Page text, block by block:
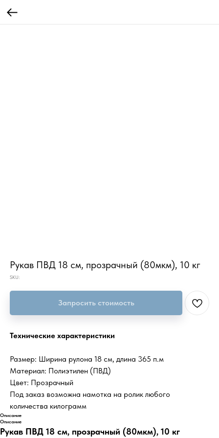
Рукав ПВД 18 см, прозрачный (80мкм), 10 кг
SKU:
Запросить стоимость
Технические характеристики
Размер: Ширина рулона 18 см, длина 365 п.м
Материал: Полиэтилен (ПВД)
Цвет: Прозрачный
Под заказ возможна намотка на ролик любого
количества килограмм
Описание
Описание
Рукав ПВД 18 см, прозрачный (80мкм), 10 кг